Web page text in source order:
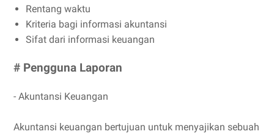
Rentang waktu
Kriteria bagi informasi akuntansi
Sifat dari informasi keuangan
# Pengguna Laporan
- Akuntansi Keuangan
Akuntansi keuangan bertujuan untuk menyajikan sebuah